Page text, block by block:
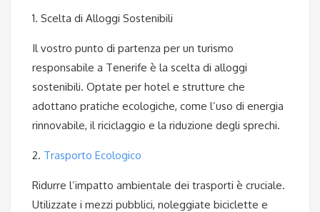
1. Scelta di Alloggi Sostenibili
Il vostro punto di partenza per un turismo
responsabile a Tenerife è la scelta di alloggi
sostenibili. Optate per hotel e strutture che
adottano pratiche ecologiche, come l’uso di energia
rinnovabile, il riciclaggio e la riduzione degli sprechi.
2. Trasporto Ecologico
Ridurre l’impatto ambientale dei trasporti è cruciale.
Utilizzate i mezzi pubblici, noleggiate biciclette e